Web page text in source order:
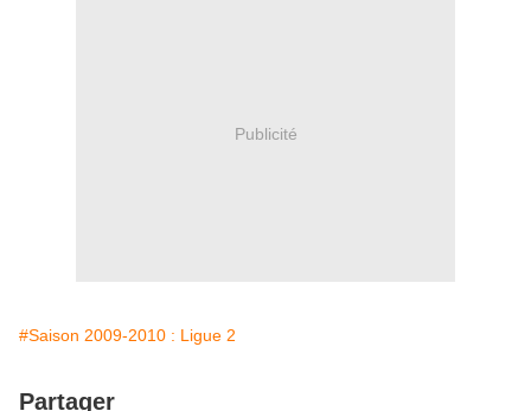
Publicité
#Saison 2009-2010 : Ligue 2
Partager